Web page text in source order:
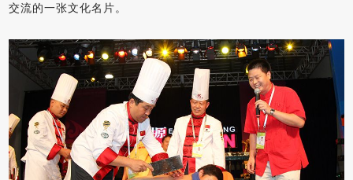
交流的一张文化名片。